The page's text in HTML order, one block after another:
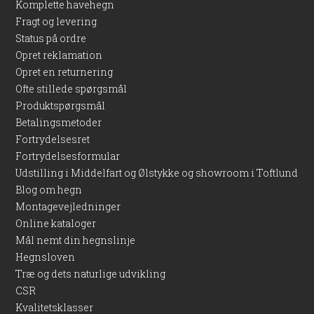
ubehandlet træ og en del af stolpens udtryk.
Produktfordele
Fremstillet af naturligt holdbart kastanjetræ uden behov
for imprægnering.
Passer i stil og farve til naturhegn og andre løsninger i
ubehandlede naturmaterialer.
Diameter på 6–10 cm giver et rustikt og organisk udtryk
med naturlige variationer.
Velegnet til lave og mellem høje hegn i forhave, bede og
mindre indhegninger.
Enkel montering og minimal vedligeholdelse.
En naturlig løsning til en
harmonisk have
Med en kastanjestolpe på 120 cm får du en praktisk og
æstetisk stærk komponent til dit hegnsprojekt. Den naturlige
holdbarhed, den robuste konstruktion og det enkle, autentiske
Komplette havehegn
Fragt og levering
Status på ordre
Opret reklamation
Opret en returnering
Ofte stillede spørgsmål
Produktspørgsmål
Betalingsmetoder
Fortrydelsesret
Fortrydelsesformular
Udstilling i Middelfart og Ølstykke og showroom i Toftlund
Blog om hegn
Montagevejledninger
Online kataloger
Mål nemt din hegnslinje
Hegnsloven
Træ og dets naturlige udvikling
CSR
Kvalitetsklasser